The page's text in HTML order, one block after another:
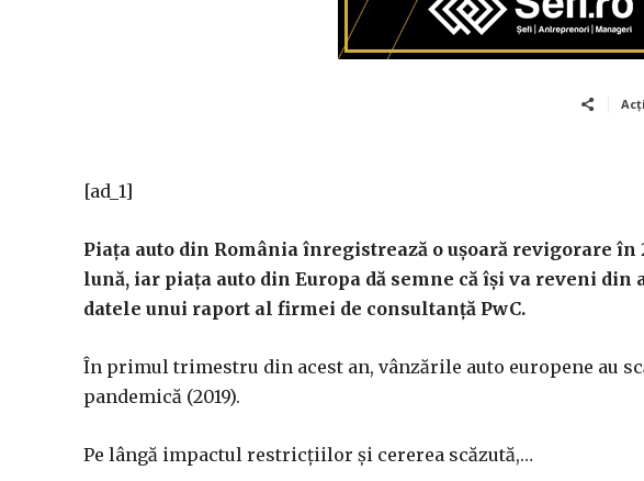
[ad_1]
Piaţa auto din România înregistrează o uşoară revigorare
lună, iar piaţa auto din Europa dă semne că îşi va reveni din
datele unui raport al firmei de consultanţă PwC.
În primul trimestru din acest an, vânzările auto europene au
pandemică (2019).
Pe lângă impactul restricţiilor şi cererea scăzută,…